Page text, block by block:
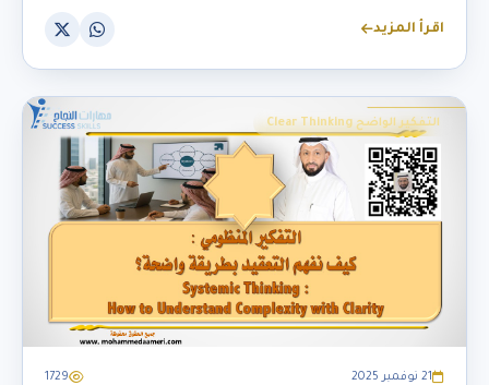
اقرأ المزيد
التفكير الواضح Clear Thinking
21 نوفمبر 2025 1729